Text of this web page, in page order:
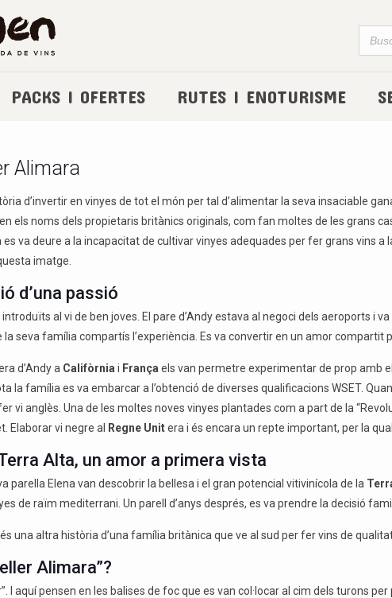
PACKS I OFERTES RUTES I ENOTURISME
Alimara
d’invertir en vinyes de tot el món per tal d’alimentar la seva insaciable
els noms dels propietaris britànics originals, com fan moltes de les grans
va deure a la incapacitat de cultivar vinyes adequades per fer grans vins
imatge.
d’una passió
al vi de ben joves. El pare d’Andy estava al negoci dels aeroports
seva família compartís l’experiència. Es va convertir en un amor compartit
d’Andy a Califòrnia i França els van permetre experimentar de prop amb
la família es va embarcar a l’obtenció de diverses qualificacions WSET.
vi anglès. Una de les moltes noves vinyes plantades com a part de la
Elaborar vi negre al
Regne Unitera i és encara un repte important, per la
Alta, un amor a primera vista
parella Elena van descobrir la bellesa i el gran potencial vitivinícola de la
de raïm mediterrani. Un parell d’anys després, es va prendre la decisió
una altra història d’una família britànica que ve al sud per fer vins de
Alimara”?
I aquí pensen en les balises de foc que es van col·locar al cim dels turons